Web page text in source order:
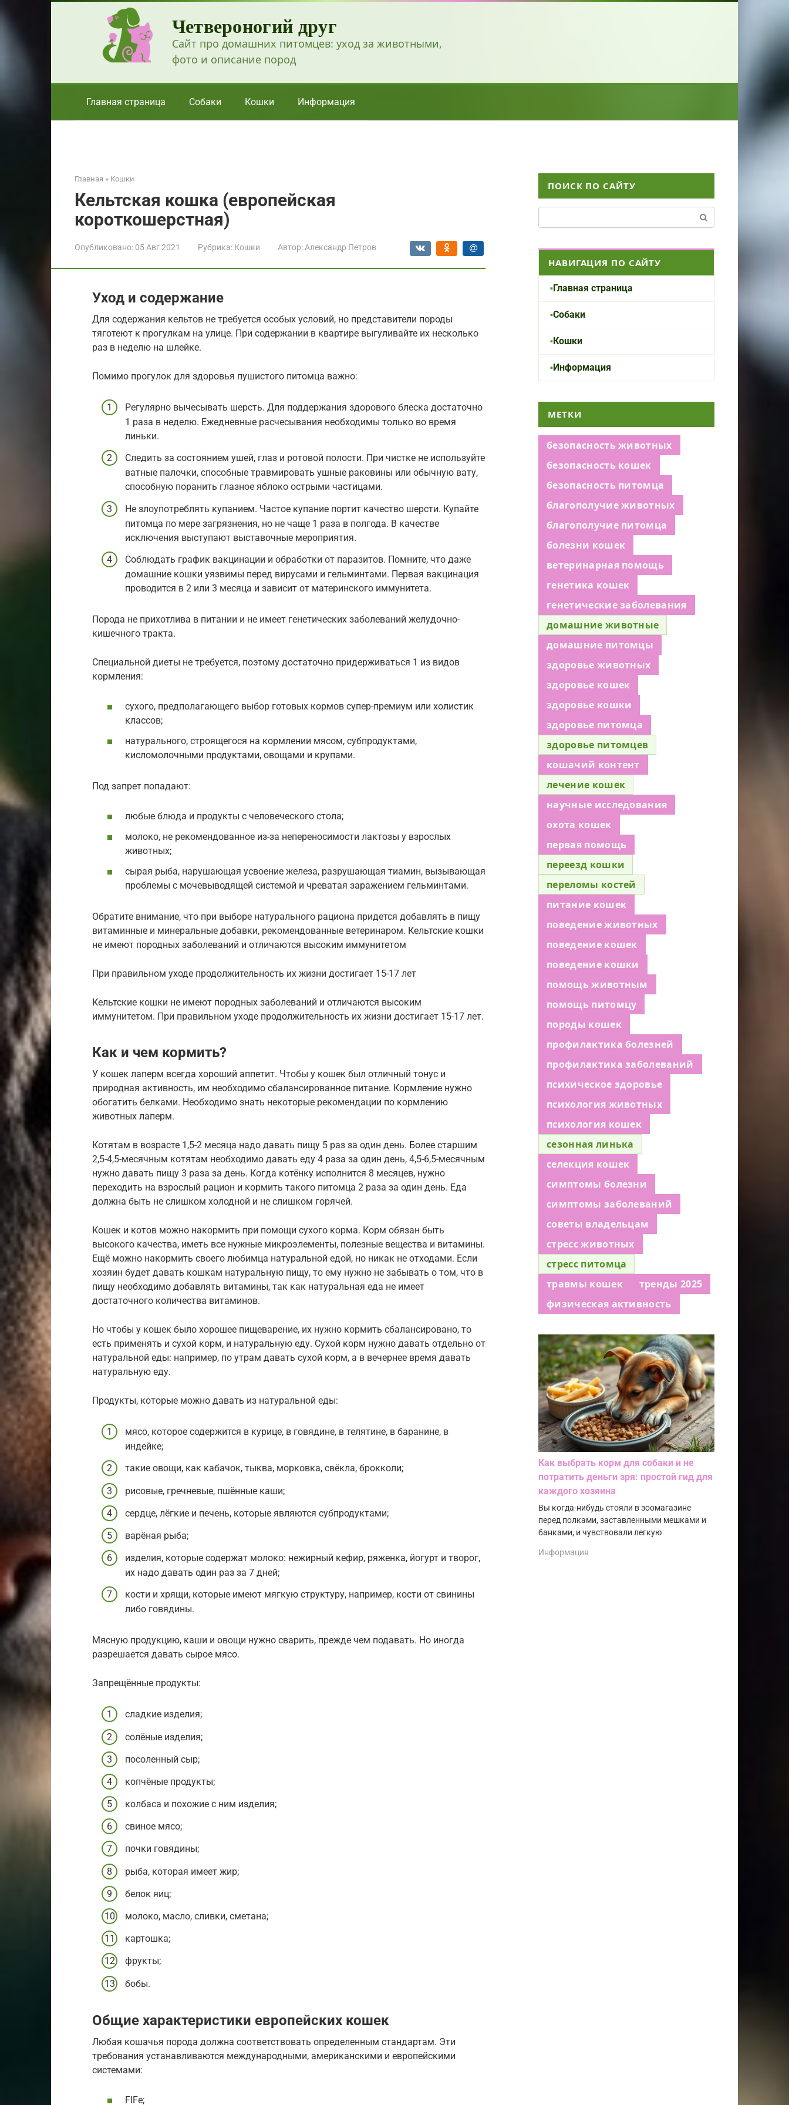
Четвероногий друг
Сайт про домашних питомцев: уход за животными,
фото и описание пород
Главная страница Собаки Кошки Информация
Главная » Кошки
Кельтская кошка (европейская
короткошерстная)
Опубликовано: 05 Авг 2021 Рубрика: Кошки Автор: Александр Петров
Уход и содержание
Для содержания кельтов не требуется особых условий, но представители породы
тяготеют к прогулкам на улице. При содержании в квартире выгуливайте их несколько
раз в неделю на шлейке.
Помимо прогулок для здоровья пушистого питомца важно:
Регулярно вычесывать шерсть. Для поддержания здорового блеска достаточно
1 раза в неделю. Ежедневные расчесывания необходимы только во время
линьки.
Следить за состоянием ушей, глаз и ротовой полости. При чистке не используйте
ватные палочки, способные травмировать ушные раковины или обычную вату,
способную поранить глазное яблоко острыми частицами.
Не злоупотреблять купанием. Частое купание портит качество шерсти. Купайте
питомца по мере загрязнения, но не чаще 1 раза в полгода. В качестве
исключения выступают выставочные мероприятия.
Соблюдать график вакцинации и обработки от паразитов. Помните, что даже
домашние кошки уязвимы перед вирусами и гельминтами. Первая вакцинация
проводится в 2 или 3 месяца и зависит от материнского иммунитета.
Порода не прихотлива в питании и не имеет генетических заболеваний желудочно-
кишечного тракта.
Специальной диеты не требуется, поэтому достаточно придерживаться 1 из видов
кормления:
сухого, предполагающего выбор готовых кормов супер-премиум или холистик
классов;
натурального, строящегося на кормлении мясом, субпродуктами,
кисломолочными продуктами, овощами и крупами.
Под запрет попадают:
любые блюда и продукты с человеческого стола;
молоко, не рекомендованное из-за непереносимости лактозы у взрослых
животных;
сырая рыба, нарушающая усвоение железа, разрушающая тиамин, вызывающая
проблемы с мочевыводящей системой и чреватая заражением гельминтами.
Обратите внимание, что при выборе натурального рациона придется добавлять в пищу
витаминные и минеральные добавки, рекомендованные ветеринаром. Кельтские кошки
не имеют породных заболеваний и отличаются высоким иммунитетом
При правильном уходе продолжительность их жизни достигает 15-17 лет
Кельтские кошки не имеют породных заболеваний и отличаются высоким
иммунитетом. При правильном уходе продолжительность их жизни достигает 15-17 лет.
Как и чем кормить?
У кошек лаперм всегда хороший аппетит. Чтобы у кошек был отличный тонус и
природная активность, им необходимо сбалансированное питание. Кормление нужно
обогатить белками. Необходимо знать некоторые рекомендации по кормлению
животных лаперм.
Котятам в возрасте 1,5-2 месяца надо давать пищу 5 раз за один день. Более старшим
2,5-4,5-месячным котятам необходимо давать еду 4 раза за один день, 4,5-6,5-месячным
нужно давать пищу 3 раза за день. Когда котёнку исполнится 8 месяцев, нужно
переходить на взрослый рацион и кормить такого питомца 2 раза за один день. Еда
должна быть не слишком холодной и не слишком горячей.
Кошек и котов можно накормить при помощи сухого корма. Корм обязан быть
высокого качества, иметь все нужные микроэлементы, полезные вещества и витамины.
Ещё можно накормить своего любимца натуральной едой, но никак не отходами. Если
хозяин будет давать кошкам натуральную пищу, то ему нужно не забывать о том, что в
пищу необходимо добавлять витамины, так как натуральная еда не имеет
достаточного количества витаминов.
Но чтобы у кошек было хорошее пищеварение, их нужно кормить сбалансировано, то
есть применять и сухой корм, и натуральную еду. Сухой корм нужно давать отдельно от
натуральной еды: например, по утрам давать сухой корм, а в вечернее время давать
натуральную еду.
Продукты, которые можно давать из натуральной еды:
мясо, которое содержится в курице, в говядине, в телятине, в баранине, в
индейке;
такие овощи, как кабачок, тыква, морковка, свёкла, брокколи;
рисовые, гречневые, пшённые каши;
сердце, лёгкие и печень, которые являются субпродуктами;
варёная рыба;
изделия, которые содержат молоко: нежирный кефир, ряженка, йогурт и творог,
их надо давать один раз за 7 дней;
кости и хрящи, которые имеют мягкую структуру, например, кости от свинины
либо говядины.
Мясную продукцию, каши и овощи нужно сварить, прежде чем подавать. Но иногда
разрешается давать сырое мясо.
Запрещённые продукты:
сладкие изделия;
солёные изделия;
посоленный сыр;
копчёные продукты;
колбаса и похожие с ним изделия;
свиное мясо;
почки говядины;
рыба, которая имеет жир;
белок яиц;
молоко, масло, сливки, сметана;
картошка;
фрукты;
бобы.
Общие характеристики европейских кошек
Любая кошачья порода должна соответствовать определенным стандартам. Эти
требования устанавливаются международными, американскими и европейскими
системами:
FIFe;
ПОИСК ПО САЙТУ
НАВИГАЦИЯ ПО САЙТУ
Главная страница
Собаки
Кошки
Информация
МЕТКИ
безопасность животных
безопасность кошек
безопасность питомца
благополучие животных
благополучие питомца
болезни кошек
ветеринарная помощь
генетика кошек
генетические заболевания
домашние животные
домашние питомцы
здоровье животных
здоровье кошек
здоровье кошки
здоровье питомца
здоровье питомцев
кошачий контент
лечение кошек
научные исследования
охота кошек
первая помощь
переезд кошки
переломы костей
питание кошек
поведение животных
поведение кошек
поведение кошки
помощь животным
помощь питомцу
породы кошек
профилактика болезней
профилактика заболеваний
психическое здоровье
психология животных
психология кошек
сезонная линька
селекция кошек
симптомы болезни
симптомы заболеваний
советы владельцам
стресс животных
стресс питомца
травмы кошек
тренды 2025
физическая активность
Как выбрать корм для собаки и не
потратить деньги зря: простой гид для
каждого хозяина
Вы когда-нибудь стояли в зоомагазине
перед полками, заставленными мешками и
банками, и чувствовали легкую
Информация